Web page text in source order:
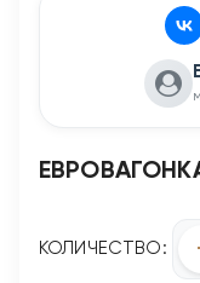
КОЛИЧЕСТВО: